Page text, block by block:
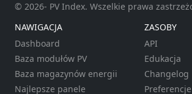
© 2026- PV Index. Wszelkie prawa
NAWIGACJA
Dashboard
Baza modułów PV
Baza magazynów energii
Najlepsze panele
ZASOBY
API
Edukacja
Changelog
Preferencje